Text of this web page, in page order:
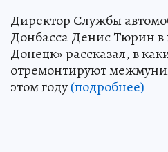
Директор Службы
Донбасса Денис Тюрин
Донецк» рассказал, в
отремонтируют
этом году(подробнее)